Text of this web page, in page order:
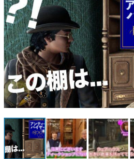
なんでゲームは面白い？
ゲーム開発者・hamatsu氏が
具体的な形から解き明かして
です。
ゲームが変えた日本語
「経験値」「裏技」「ラスボ
の起源や用法の変遷を、コン
イニーP氏が徹底調査。
カテゴリ
マンガ
女性向け